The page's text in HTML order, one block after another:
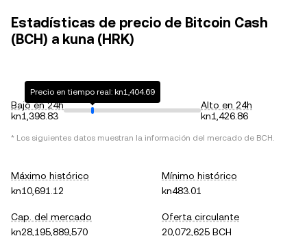
Estadísticas de precio de Bitcoin Cash
(BCH) a kuna (HRK)
Bajo en 24h
kn1,398.83
Precio en tiempo real: kn1,404.69
Alto en 24h
kn1,426.86
* Los siguientes datos muestran la información del mercado de BCH.
Máximo histórico
kn10,691.12
Mínimo histórico
kn483.01
Cap. del mercado
kn28,195,889,570
Oferta circulante
20,072,625 BCH